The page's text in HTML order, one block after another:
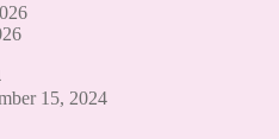
15, 2024